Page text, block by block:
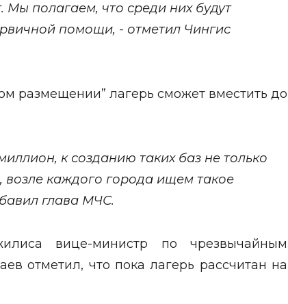
Мы полагаем, что среди них будут
помощи, - отметил Чингис
размещении” лагерь сможет вместить до
к созданию таких баз не только
возле каждого города ищем такое
глава МЧС.
вице-министр по чрезвычайным
отметил, что пока лагерь рассчитан на